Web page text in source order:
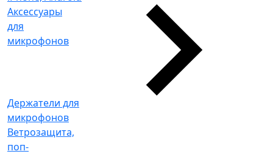
Аксессуары
для
микрофонов
Держатели для
микрофонов
Ветрозащита,
поп-